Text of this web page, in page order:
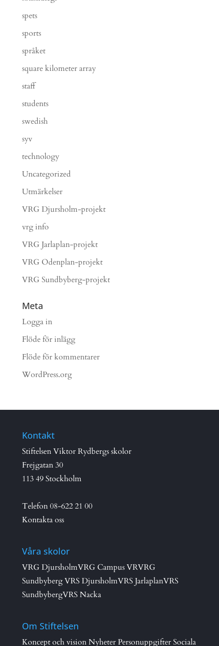
spets
sports
språket
square kilometer array
staff
students
swedish
syv
technology
Uncategorized
Utmärkelser
VRG Djursholm-projekt
vrg info
VRG Jarlaplan-projekt
VRG Odenplan-projekt
VRG Sundbyberg-projekt
Meta
Logga in
Flöde för inlägg
Flöde för kommentarer
WordPress.org
Kontakt
Stiftelsen Viktor Rydbergs skolor
Frejgatan 30
113 49 Stockholm
Telefon08-622 21 00
Kontakta oss
Våra skolor
VRG DjursholmVRG Campus VRVRG
SundbybergVRS DjursholmVRS JarlaplanVRS
SundbybergVRS Nacka
Om Stiftelsen
Koncept och visionNyheterPersonuppgifterSociala